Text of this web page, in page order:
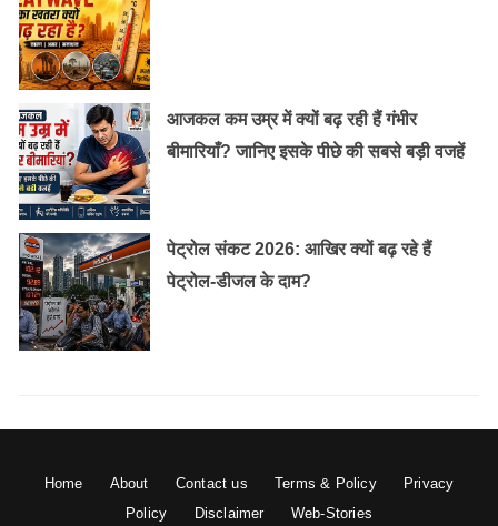
आजकल कम उम्र में क्यों बढ़ रही हैं गंभीर
बीमारियाँ? जानिए इसके पीछे की सबसे बड़ी वजहें
पेट्रोल संकट 2026: आखिर क्यों बढ़ रहे हैं
पेट्रोल-डीजल के दाम?
Home About Contact us Terms & Policy
Privacy
Policy
Disclaimer Web-Stories